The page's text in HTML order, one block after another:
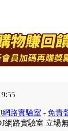
網路實驗室 - 免責
網路實驗室 立場